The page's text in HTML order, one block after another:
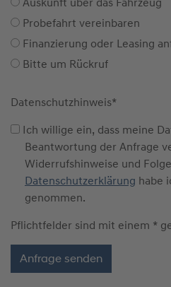
Auskunft über das Fahrzeug
Probefahrt vereinbaren
Finanzierung oder Leasing
Bitte um Rückruf
Datenschutzhinweis*
Beantwortung der Anfrage
Widerrufshinweise und
Datenschutzerklärung habe
genommen.
Pflichtfelder sind mit einem *